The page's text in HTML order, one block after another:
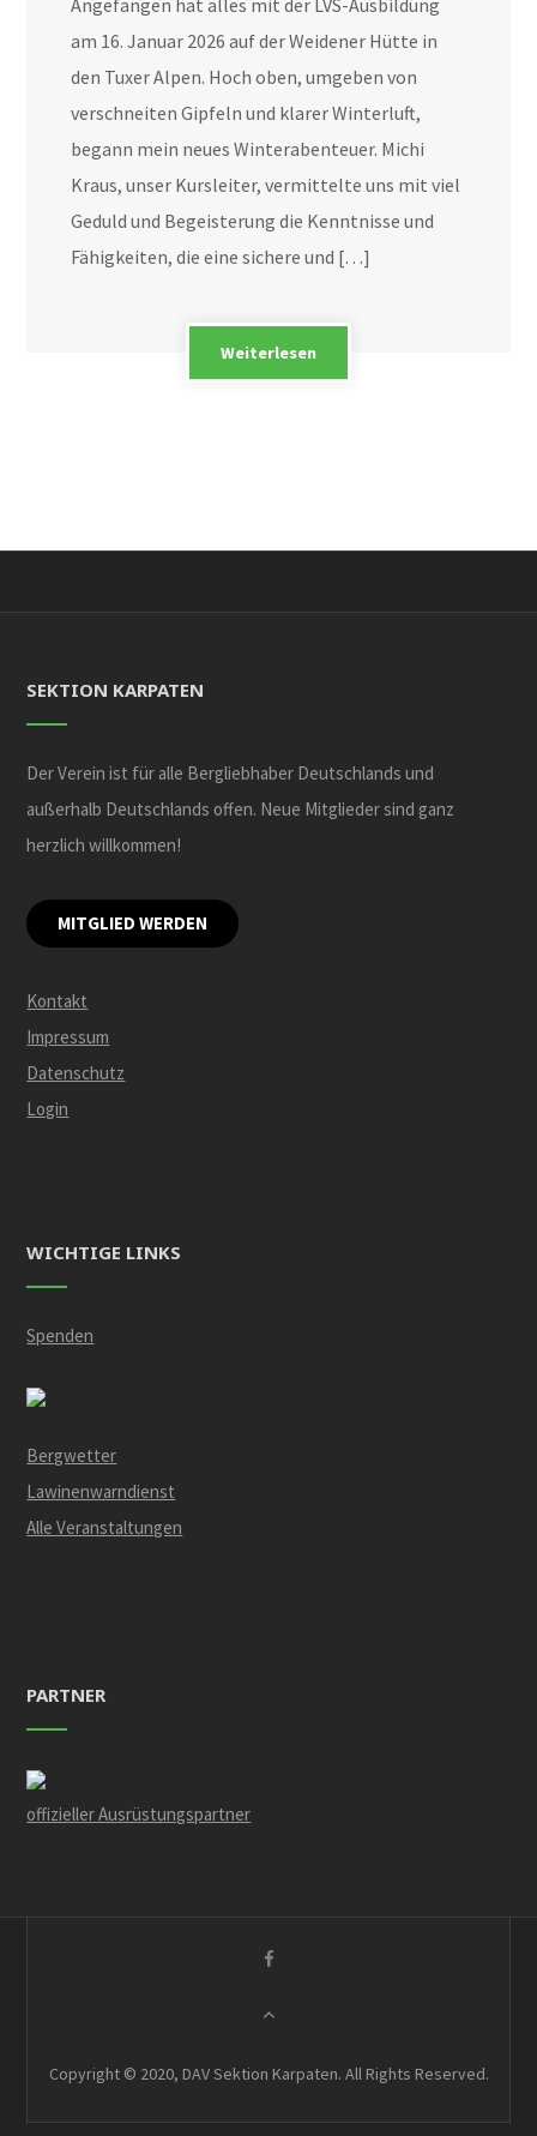
am 16. Januar 2026 auf der Weidener Hütte in
den Tuxer Alpen. Hoch oben, umgeben von
verschneiten Gipfeln und klarer Winterluft,
begann mein neues Winterabenteuer. Michi
Kraus, unser Kursleiter, vermittelte uns mit viel
Geduld und Begeisterung die Kenntnisse und
Fähigkeiten, die eine sichere und […]
Weiterlesen
SEKTION KARPATEN
Der Verein ist für alle Bergliebhaber Deutschlands und
außerhalb Deutschlands offen. Neue Mitglieder sind ganz
herzlich willkommen!
MITGLIED WERDEN
Kontakt
Impressum
Datenschutz
Login
WICHTIGE LINKS
Spenden
Bergwetter
Lawinenwarndienst
Alle Veranstaltungen
PARTNER
offizieller Ausrüstungspartner
Copyright © 2020, DAV Sektion Karpaten. All Rights Reserved.